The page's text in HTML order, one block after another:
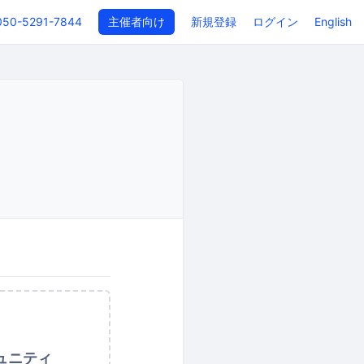
5291-7844 主催者向け 新規登録 ログイン English
ニティ